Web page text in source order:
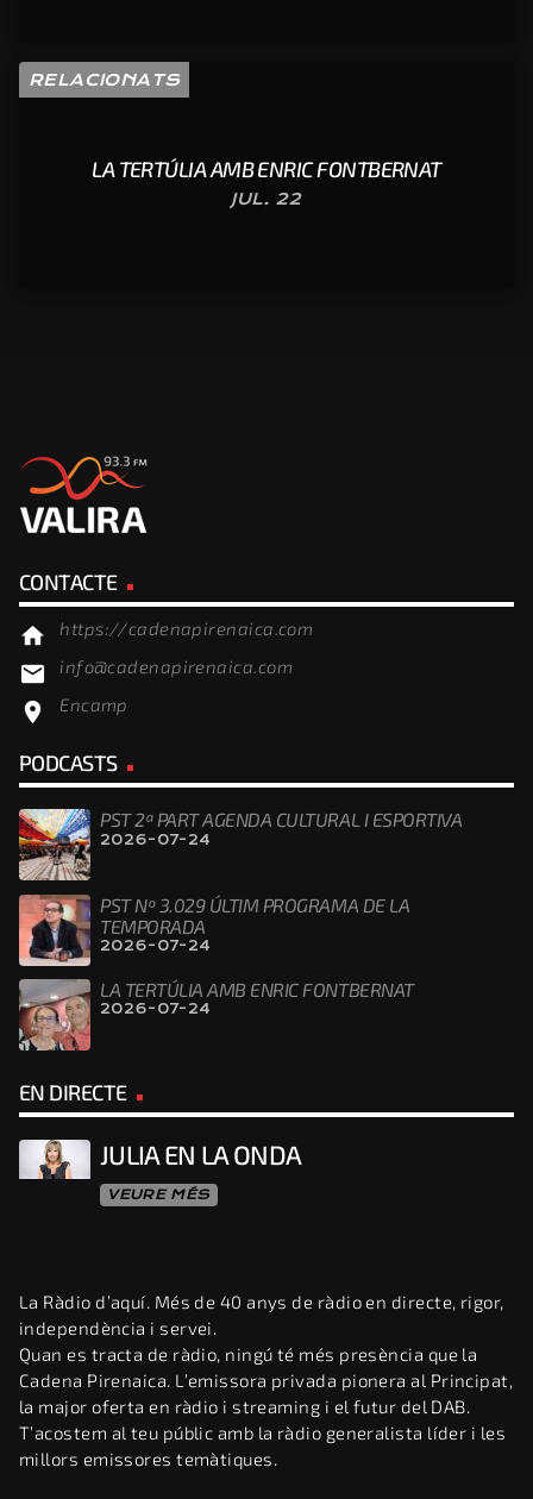
RELACIONATS
LA TERTÚLIA AMB ENRIC FONTBERNAT
JUL. 22
CONTACTE
home https://cadenapirenaica.com
email info@cadenapirenaica.com
location_on Encamp
PODCASTS
PST 2ª PART AGENDA CULTURAL I ESPORTIVA
2026-07-24
PST Nº 3.029 ÚLTIM PROGRAMA DE LA
TEMPORADA
2026-07-24
LA TERTÚLIA AMB ENRIC FONTBERNAT
2026-07-24
EN DIRECTE
JULIA EN LA ONDA
VEURE MÉS
La Ràdio d’aquí. Més de 40 anys de ràdio en directe, rigor,
independència i servei.
Quan es tracta de ràdio, ningú té més presència que la
Cadena Pirenaica. L’emissora privada pionera al Principat,
la major oferta en ràdio i streaming i el futur del DAB.
T’acostem al teu públic amb la ràdio generalista líder i les
millors emissores temàtiques.